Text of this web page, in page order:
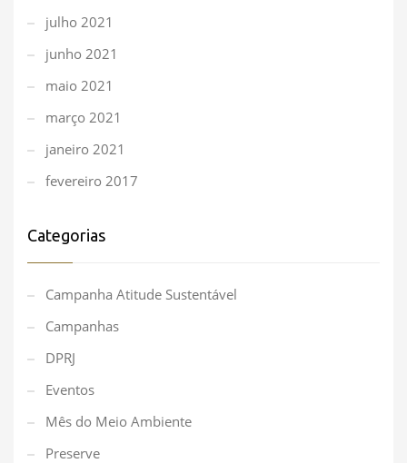
julho 2021
junho 2021
maio 2021
março 2021
janeiro 2021
fevereiro 2017
Categorias
Campanha Atitude Sustentável
Campanhas
DPRJ
Eventos
Mês do Meio Ambiente
Preserve